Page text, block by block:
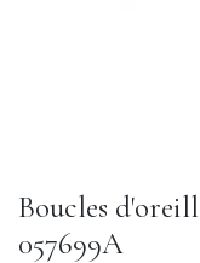
Boucles
057699A